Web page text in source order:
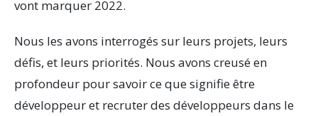
E
C
H
vont marquer 2022.
Nous les avons interrogés sur leurs projets, leurs
défis, et leurs priorités. Nous avons creusé en
profondeur pour savoir ce que signifie être
développeur et recruter des développeurs dans le